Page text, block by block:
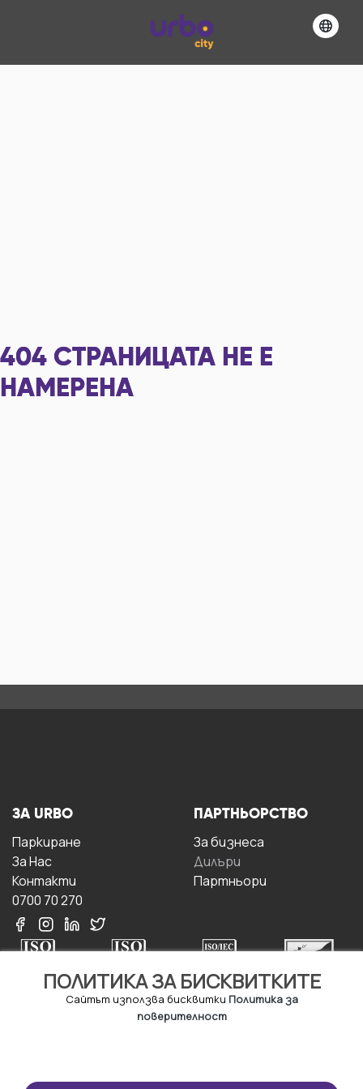
404 СТРАНИЦАТА НЕ Е
НАМЕРЕНА
ПОЛИТИКА ЗА БИСКВИТКИТЕ
Сайтът използва бисквитки Политика за
поверителност
ЗА URBO
Паркиране
За Hас
Контакти
0700 70 270
ПАРТНЬОРСТВО
За бизнесa
Дилъри
Партньори
Правила и условия за